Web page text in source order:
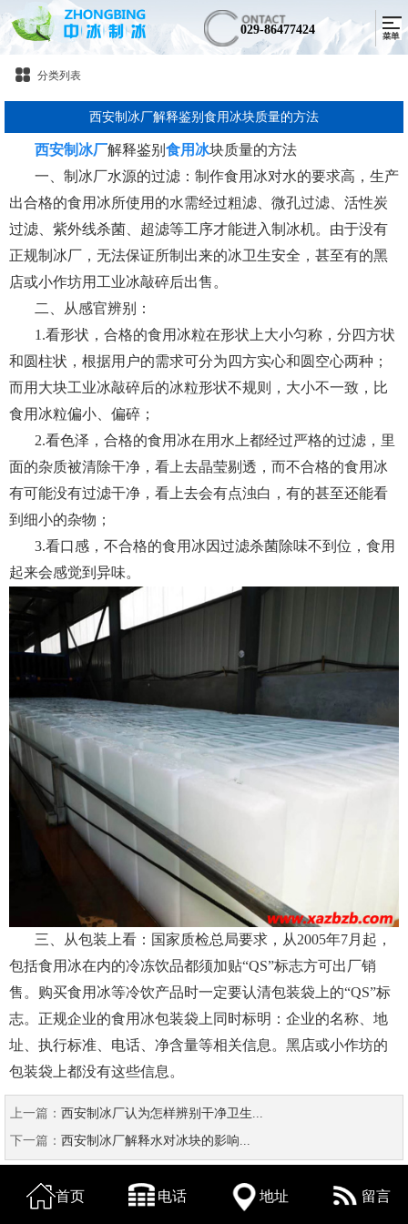
029-86477424
分类列表
西安制冰厂解释鉴别食用冰块质量的方法
西安制冰厂解释鉴别 食用冰块质量的方法
一、制冰厂水源的过滤：制作食用冰对水的要求高，生产
出合格的食用冰所使用的水需经过粗滤、微孔过滤、活性炭
过滤、紫外线杀菌、超滤等工序才能进入制冰机。由于没有
正规制冰厂，无法保证所制出来的冰卫生安全，甚至有的黑
店或小作坊用工业冰敲碎后出售。
二、从感官辨别：
1.看形状，合格的食用冰粒在形状上大小匀称，分四方状
和圆柱状，根据用户的需求可分为四方实心和圆空心两种；
而用大块工业冰敲碎后的冰粒形状不规则，大小不一致，比
食用冰粒偏小、偏碎；
2.看色泽，合格的食用冰在用水上都经过严格的过滤，里
面的杂质被清除干净，看上去晶莹剔透，而不合格的食用冰
有可能没有过滤干净，看上去会有点浊白，有的甚至还能看
到细小的杂物；
3.看口感，不合格的食用冰因过滤杀菌除味不到位，食用
起来会感觉到异味。
三、从包装上看：国家质检总局要求，从2005年7月起，
包括食用冰在内的冷冻饮品都须加贴“QS”标志方可出厂销
售。购买食用冰等冷饮产品时一定要认清包装袋上的“QS”标
志。正规企业的食用冰包装袋上同时标明：企业的名称、地
址、执行标准、电话、净含量等相关信息。黑店或小作坊的
包装袋上都没有这些信息。
上一篇： 西安制冰厂认为怎样辨别干净卫生...
下一篇： 西安制冰厂解释水对冰块的影响...
首页 电话 地址 留言